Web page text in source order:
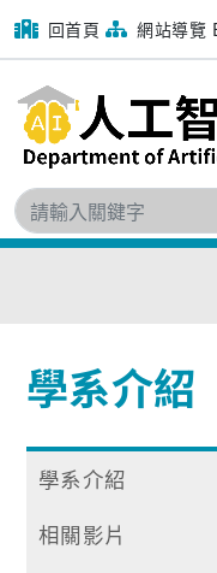
回首頁 網站導覽
學系介紹
學系介紹
相關影片